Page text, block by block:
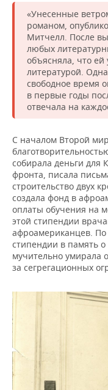
«Унесенные
романом,
Митчелл. После
любых
объясняла, что ей
литературой.
свободное время
в первые годы
отвечала на
С началом Второй
собирала деньги для
фронта, писала
строительство двух
создала фонд в
оплаты обучения на
этой стипендии
афроамериканцев. По
стипендии в память о
мучительно умирала
за сегрегационных